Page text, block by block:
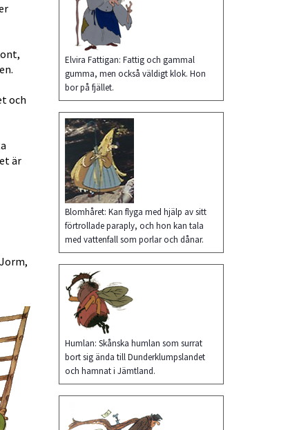
och
är
Elvira Fattigan: Fattig och gammal
gumma, men också väldigt klok. Hon
bor på fjället.
Blomhåret: Kan flyga med hjälp av sitt
förtrollade paraply, och hon kan tala
med vattenfall som porlar och dånar.
Humlan: Skånska humlan som surrat
bort sig ända till Dunderklumpslandet
och hamnat i Jämtland.